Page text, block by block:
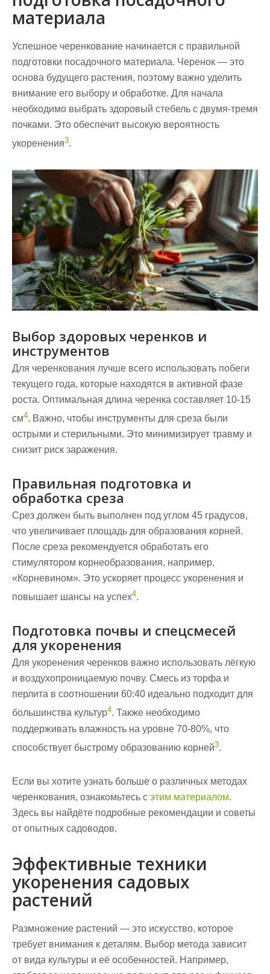
материала
Успешное черенкование начинается с правильной
подготовки посадочного материала. Черенок — это
основа будущего растения, поэтому важно уделить
внимание его выбору и обработке. Для начала
необходимо выбрать здоровый стебель с двумя-тремя
почками. Это обеспечит высокую вероятность
укоренения3.
Выбор здоровых черенков и
инструментов
Для черенкования лучше всего использовать побеги
текущего года, которые находятся в активной фазе
роста. Оптимальная длина черенка составляет 10-15
см4. Важно, чтобы инструменты для среза были
острыми и стерильными. Это минимизирует травму и
снизит риск заражения.
Правильная подготовка и
обработка среза
Срез должен быть выполнен под углом 45 градусов,
что увеличивает площадь для образования корней.
После среза рекомендуется обработать его
стимулятором корнеобразования, например,
«Корневином». Это ускоряет процесс укоренения и
повышает шансы на успех4.
Подготовка почвы и спецсмесей
для укоренения
Для укоренения черенков важно использовать лёгкую
и воздухопроницаемую почву. Смесь из торфа и
перлита в соотношении 60:40 идеально подходит для
большинства культур4. Также необходимо
поддерживать влажность на уровне 70-80%, что
способствует быстрому образованию корней3.
Если вы хотите узнать больше о различных методах
черенкования, ознакомьтесь с этим материалом.
Здесь вы найдёте подробные рекомендации и советы
от опытных садоводов.
Эффективные техники
укоренения садовых
растений
Размножение растений — это искусство, которое
требует внимания к деталям. Выбор метода зависит
от вида культуры и её особенностей. Например,